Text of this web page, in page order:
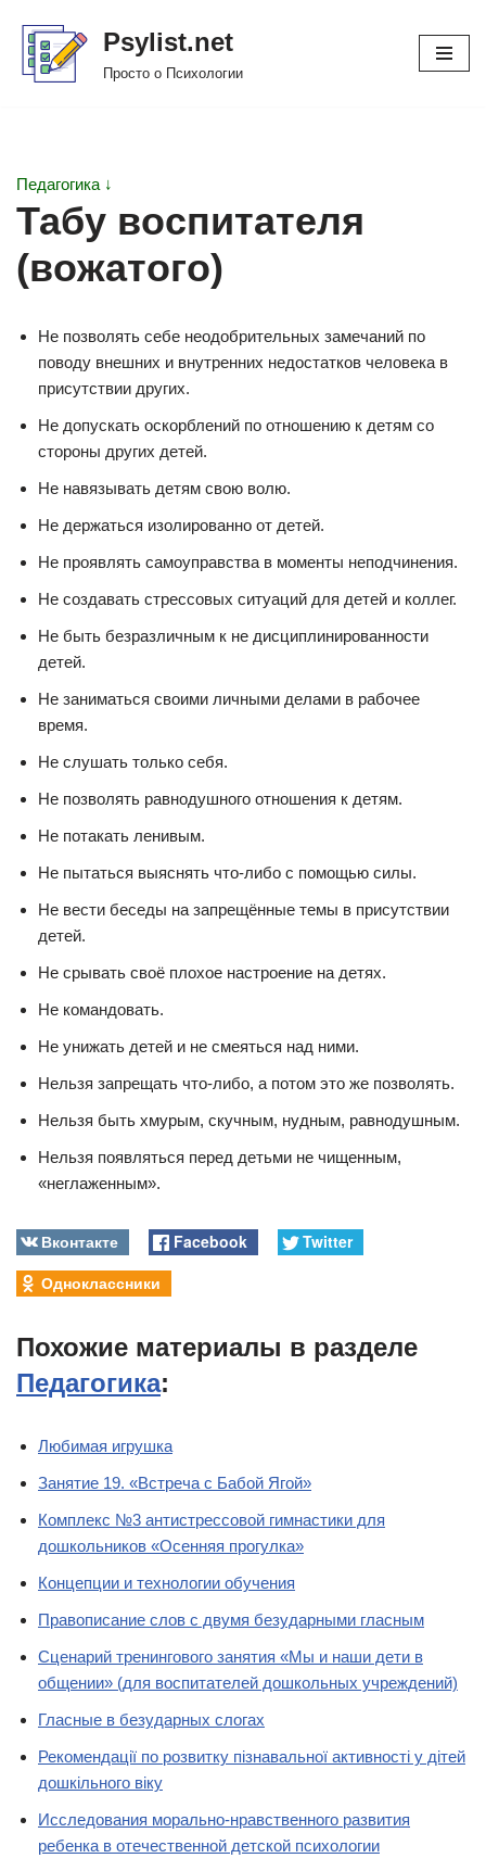
Перейти
Psylist.net
Просто о Психологии
Педагогика ↓
Табу воспитателя
(вожатого)
Не позволять себе неодобрительных замечаний по
поводу внешних и внутренних недостатков человека в
присутствии других.
Не допускать оскорблений по отношению к детям со
стороны других детей.
Не навязывать детям свою волю.
Не держаться изолированно от детей.
Не проявлять самоуправства в моменты неподчинения.
Не создавать стрессовых ситуаций для детей и коллег.
Не быть безразличным к не дисциплинированности
детей.
Не заниматься своими личными делами в рабочее
время.
Не слушать только себя.
Не позволять равнодушного отношения к детям.
Не потакать ленивым.
Не пытаться выяснять что-либо с помощью силы.
Не вести беседы на запрещённые темы в присутствии
детей.
Не срывать своё плохое настроение на детях.
Не командовать.
Не унижать детей и не смеяться над ними.
Нельзя запрещать что-либо, а потом это же позволять.
Нельзя быть хмурым, скучным, нудным, равнодушным.
Нельзя появляться перед детьми не чищенным,
«неглаженным».
Вконтакте Facebook
Twitter
Одноклассники
Похожие материалы в разделе
Педагогика:
Любимая игрушка
Занятие 19. «Встреча с Бабой Ягой»
Комплекс №3 антистрессовой гимнастики для
дошкольников «Осенняя прогулка»
Концепции и технологии обучения
Правописание слов с двумя безударными гласным
Сценарий тренингового занятия «Мы и наши дети в
общении» (для воспитателей дошкольных учреждений)
Гласные в безударных слогах
Рекомендації по розвитку пізнавальної активності у дітей
дошкільного віку
Исследования морально-нравственного развития
ребенка в отечественной детской психологии